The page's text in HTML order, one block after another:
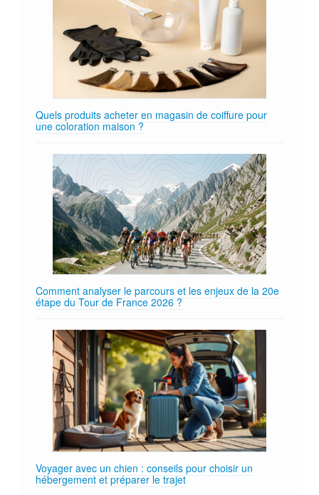
Quels produits acheter en magasin de coiffure pour
une coloration maison ?
Comment analyser le parcours et les enjeux de la 20e
étape du Tour de France 2026 ?
Voyager avec un chien : conseils pour choisir un
hébergement et préparer le trajet